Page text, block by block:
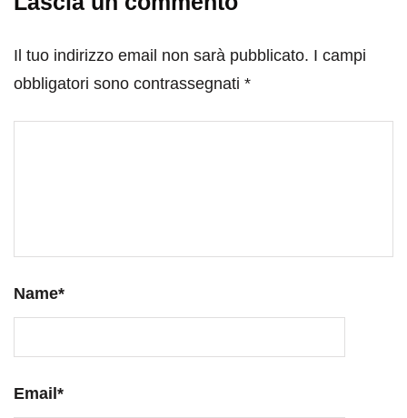
Il tuo indirizzo email non sarà pubblicato. I campi
obbligatori sono contrassegnati *
Name*
Email *